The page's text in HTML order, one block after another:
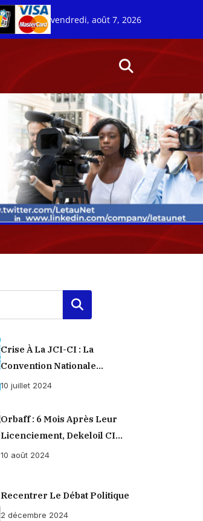
vendredi, août 7, 2026
Rechercher
Crise À La JCI-CI : La
Convention Nationale
Provisoirement Suspendue
10 juillet 2024
Orbaff : 6 Mois Après Leur
Licenciement, Dekeloil CI
Propose À Ses Ex-Ouvriers Un
10 août 2024
Recentrer Le Débat Politique
2 décembre 2024